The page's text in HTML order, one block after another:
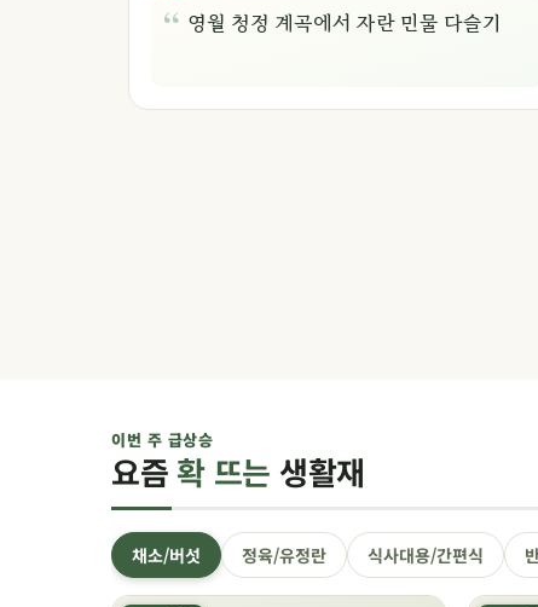
영월 청정 계곡에서 자란 민물 다슬기
이번 주 급상승
요즘 확 뜨는 생활재
채소/버섯 정육/유정란 식사대용/간편식